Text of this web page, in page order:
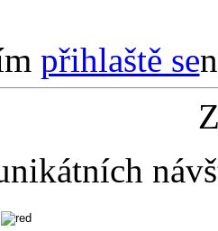
přihlaště se